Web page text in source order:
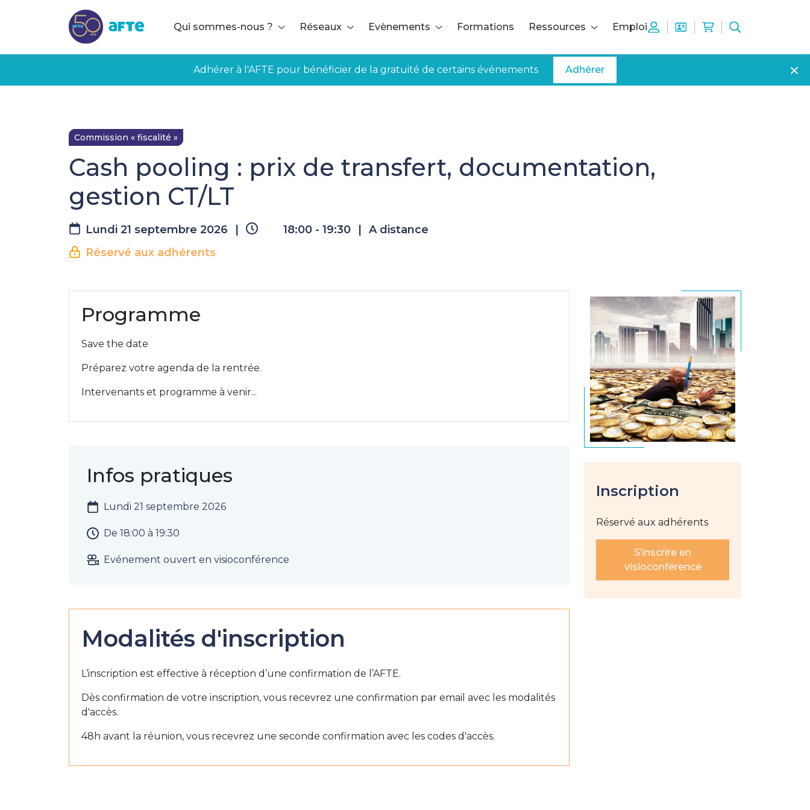
Qui sommes-nous ?
Réseaux Evènements Formations Ressources Emploi
Adhérer à l'AFTE pour bénéficier de la gratuité de certains événements Adhérer
Commission « fiscalité »
Cash pooling : prix de transfert, documentation,
gestion CT/LT
Lundi 21 septembre 2026 18:00 - 19:30
A distance
Réservé aux adhérents
Programme
Save the date
Préparez votre agenda de la rentrée.
Intervenants et programme à venir...
Infos pratiques
Lundi 21 septembre 2026
De 18:00 à 19:30
Evénement ouvert en visioconférence
Modalités d'inscription
L’inscription est effective à réception d’une confirmation de l’AFTE.
Dès confirmation de votre inscription, vous recevrez une confirmation par email avec les modalités
d'accès.
48h avant la réunion, vous recevrez une seconde confirmation avec les codes d'accès.
Inscription
Réservé aux adhérents
S’inscrire en
visioconférence